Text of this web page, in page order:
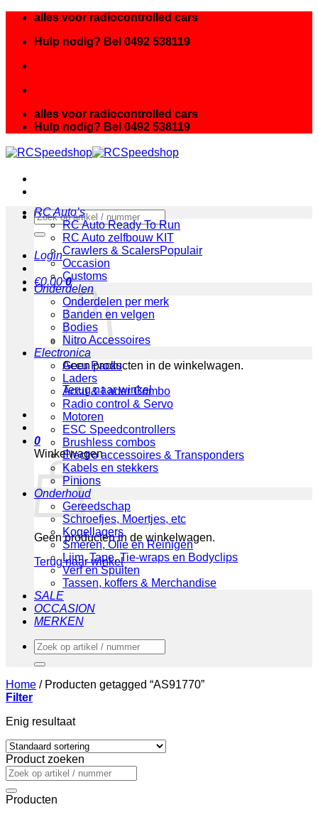
inhoud
alles voor radiocontrolled cars
Hulp nodig? Bel 0492 538119
alles voor radiocontrolled cars
Hulp nodig? Bel 0492 538119
Zoeken
naar:
Login
€0.00 0
Geen producten in de winkelwagen.
Terug naar winkel
0
Winkelwagen
Geen producten in de winkelwagen.
Terug naar winkel
RC Auto’s
RC Auto Ready To Run
RC Auto zelfbouw KIT
Crawlers & Scalers
Occasion
Customs
Onderdelen
Onderdelen per merk
Banden en velgen
Bodies
Nitro Accessoires
Electronica
Accu Packs
Laders
Accu & Lader Combo
Radio control & Servo
Motoren
ESC Speedcontrollers
Brushless combos
Electro accessoires & Transponders
Kabels en stekkers
Pinions
Onderhoud
Gereedschap
Schroefjes, Moertjes, etc
Kogellagers
Smeren, Olie en Reinigen
Lijm, Tape, Tie-wraps en Bodyclips
Verf en Spuiten
Tassen, koffers & Merchandise
SALE
OCCASION
MERKEN
Zoeken
naar:
Home /Producten getagged “AS91770”
Filter
Enig resultaat
Product zoeken
Zoeken
naar:
Producten